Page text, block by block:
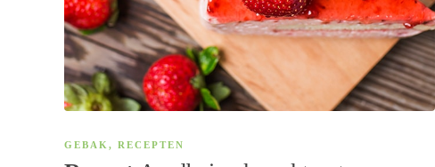
GEBAK , RECEPTEN